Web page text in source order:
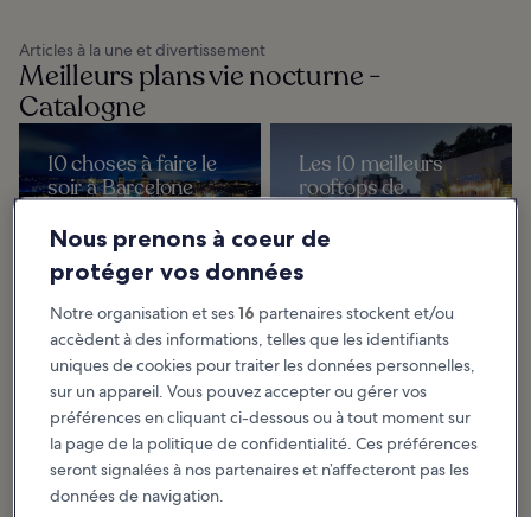
Articles à la une et divertissement
Meilleurs plans vie nocturne -
Catalogne
10 choses à faire le
soir à Barcelone
Il existe beaucoup de choses à
aimiez les soirées tranquilles au
bord de la marina, les nuits
endiablées...
Les 10 meilleurs
rooftops de
Les rooftops de Barcelone
dévoilent des panoramas
imprenables sur l’une des plus
après le coucher du soleil...
10 discothèques
pour danser à
Barcelone
Les boîtes de nuit de Barcelone
sont l’un des principaux attraits de
la ville pour s’occuper en soirée. En
effet, ses nombreux clubs
ouvrant...
Les 9 meilleurs
clubs et bars de
plage de Barcelone
Barcelone est l’une des villes les
plus populaires d’Espagne, prisée
des visiteurs tant pour sa vie
nocturne que pour sa plage. Par
bonheur...
Nous prenons à coeur de
protéger vos données
Notre organisation et ses16 partenaires stockent et/ou
accèdent à des informations, telles que les identifiants
uniques de cookies pour traiter les données personnelles,
sur un appareil. Vous pouvez accepter ou gérer vos
préférences en cliquant ci-dessous ou à tout moment sur
la page de la politique de confidentialité. Ces préférences
seront signalées à nos partenaires et n’affecteront pas les
données de navigation.